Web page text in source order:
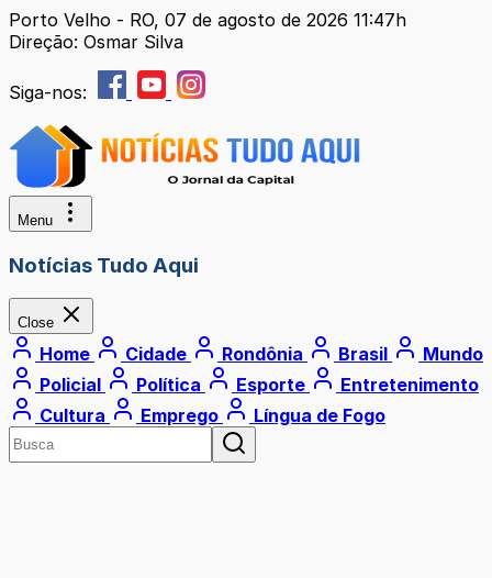
Porto Velho - RO, 07 de agosto de 2026 11:47h
Direção: Osmar Silva
Siga-nos:
Menu
Notícias Tudo Aqui
Close
Home Cidade Rondônia Brasil
Mundo
Policial
Política Esporte
Entretenimento
Cultura
Emprego Língua de Fogo